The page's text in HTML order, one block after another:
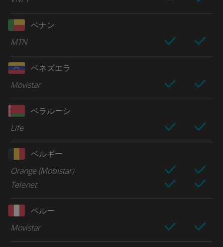
ベナン
MTN
ベネズエラ
Movistar
ベラルーシ
Life
ベルギー
Orange (Mobistar)
Telenet
ペルー
Movistar